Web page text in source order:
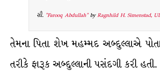
સૌ. "Farooq Abdullah"byRagnhild H. Simenstad,
તેમના પિતા શેખ મહમ્મદ અબ્દુલ્લાએ
તરીકે ફારૂક અબ્દુલ્લાની પસંદગી કરી હતી.